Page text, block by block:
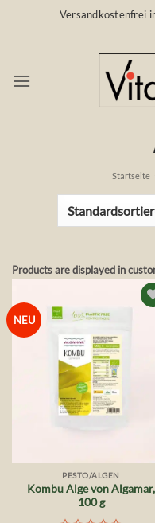
Versandkostenfrei
Startseite
Products are displayed in
NEU
PESTO/ALGEN
Kombu Alge von Algamar,
100 g